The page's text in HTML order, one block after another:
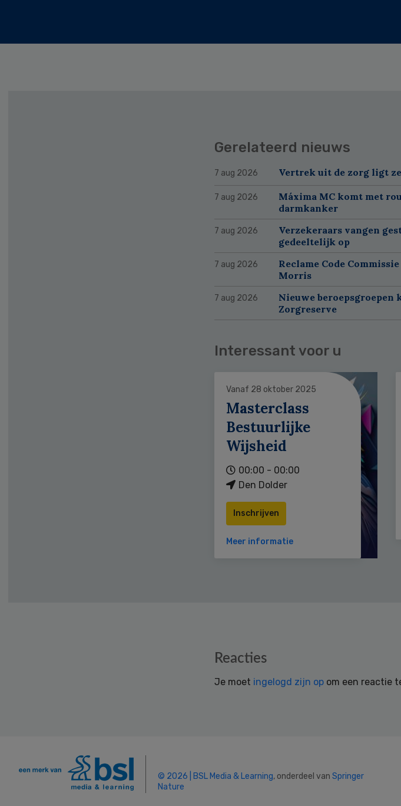
Gerelateerd nieuws
7 aug 2026 Vertrek uit de zorg ligt
7 aug 2026
Máxima MC komt met
darmkanker
7 aug 2026
Verzekeraars vangen
gedeeltelijk op
7 aug 2026
Reclame Code
Morris
7 aug 2026
Nieuwe beroepsgroepen
Zorgreserve
Interessant voor u
Vanaf 28 oktober 2025
Masterclass
Bestuurlijke
Wijsheid
00:00 - 00:00
Den Dolder
Inschrijven
Meer informatie
Reacties
Je moet ingelogd zijn op om een reactie
© 2026 | BSL Media & Learning, onderdeel van Springer
Nature